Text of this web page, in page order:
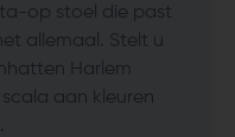
op stoel die past
allemaal. Stelt u
Harlem
aan kleuren